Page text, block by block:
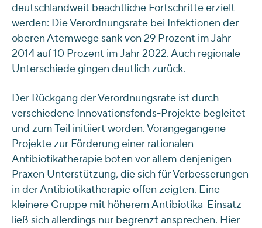
deutschlandweit beachtliche Fortschritte erzielt
werden: Die Verordnungsrate bei Infektionen der
oberen Atemwege sank von 29 Prozent im Jahr
2014 auf 10 Prozent im Jahr 2022. Auch regionale
Unterschiede gingen deutlich zurück.
Der Rückgang der Verordnungsrate ist durch
verschiedene Innovationsfonds-Projekte begleitet
und zum Teil initiiert worden. Vorangegangene
Projekte zur Förderung einer rationalen
Antibiotikatherapie boten vor allem denjenigen
Praxen Unterstützung, die sich für Verbesserungen
in der Antibiotikatherapie offen zeigten. Eine
kleinere Gruppe mit höherem Antibiotika-Einsatz
ließ sich allerdings nur begrenzt ansprechen. Hier